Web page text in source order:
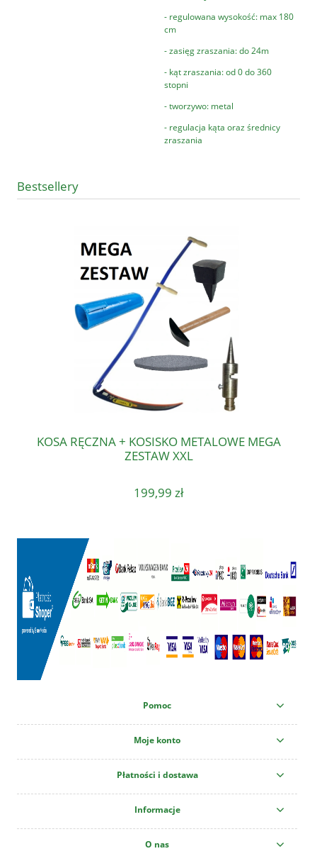
- regulowana wysokość: max 180
cm
- zasięg zraszania: do 24m
- kąt zraszania: od 0 do 360
stopni
- tworzywo: metal
- regulacja kąta oraz średnicy
zraszania
Bestsellery
KOSA RĘCZNA + KOSISKO METALOWE MEGA
ZESTAW XXL
199,99 zł
Pomoc
Moje konto
Płatności i dostawa
Informacje
O nas